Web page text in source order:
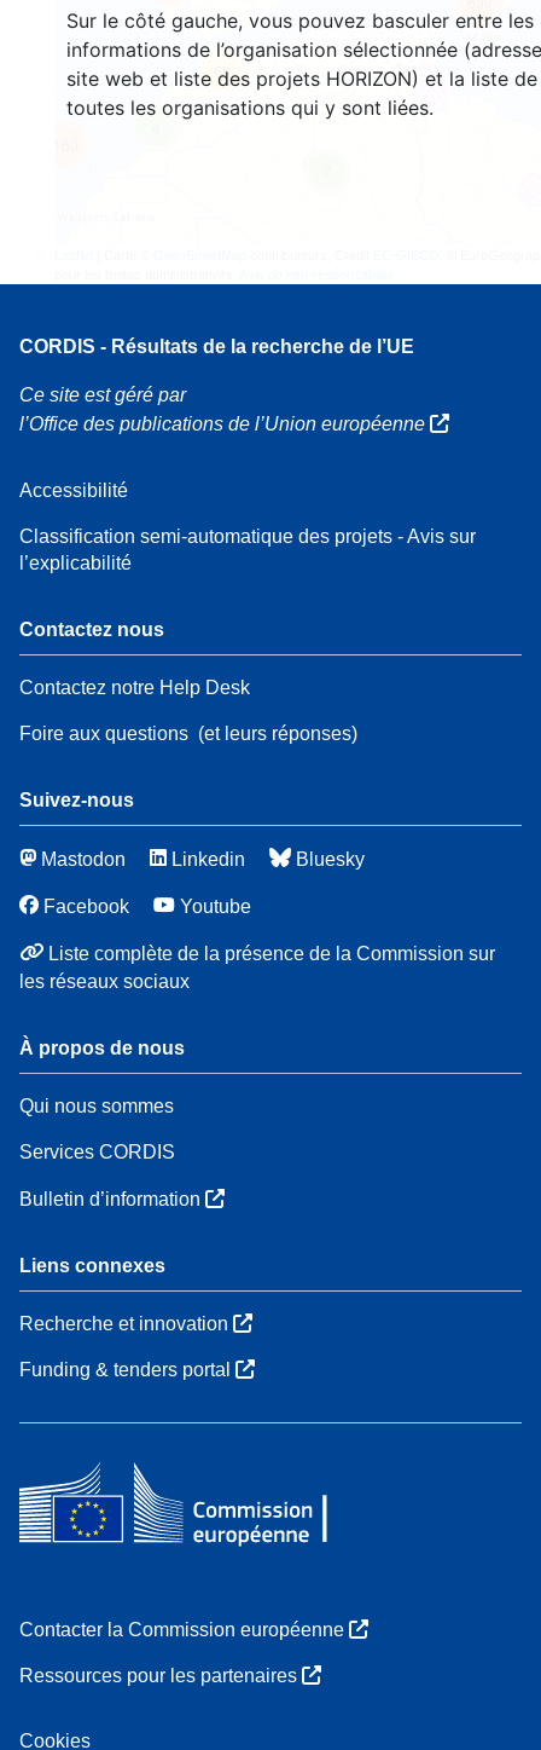
Sur le côté gauche, vous pouvez basculer entre les
informations de l’organisation sélectionnée
site web et liste des projets HORIZON) et la liste de
toutes les organisations qui y sont liées.
68
CORDIS - Résultats de la recherche de l’UE
Ce site est géré par
l’Office des publications de l’Union européenne
Accessibilité
Classification semi-automatique des projets - Avis sur
l’explicabilité
Contactez nous
Contactez notre Help Desk
Foire aux questions (et leurs réponses)
Suivez-nous
Mastodon Linkedin Bluesky
Facebook Youtube
Liste complète de la présence de la Commission sur
les réseaux sociaux
À propos de nous
Qui nous sommes
Services CORDIS
Bulletin d’information
Liens connexes
Recherche et innovation
Funding & tenders portal
Contacter la Commission européenne
Ressources pour les partenaires
Cookies